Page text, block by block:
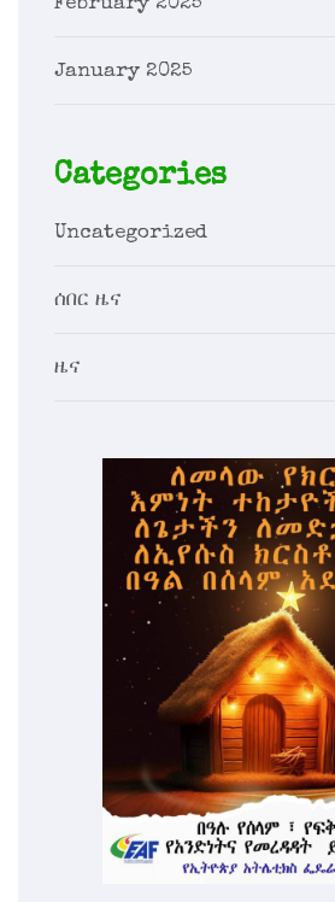
February 2025
January 2025
Categories
Uncategorized
ሰበር ዜና
ዜና